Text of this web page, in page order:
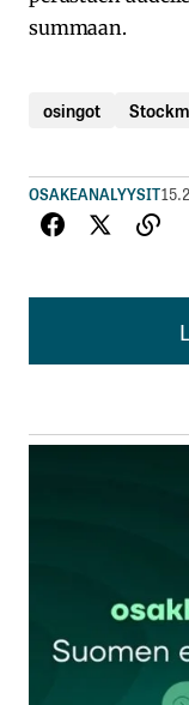
summaan.
osingot
OSAKEANALYYSIT